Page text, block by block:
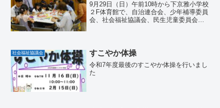
9月29日（日）午前10時から下京雅小学校
２F体育館で、自治連合会、少年補導委員
会、社会福祉協議会、民生児童委員会、
り、賑やかな楽しい...
社会福祉協議会 すこやか体操
令和7年度最後のすこやか体操を行いまし
た